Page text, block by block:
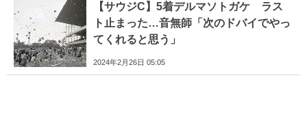
【サウジC】5着デルマソトガケ ラス
ト止まった…音無師「次のドバイでやっ
てくれると思う」
2024年2月26日 05:05